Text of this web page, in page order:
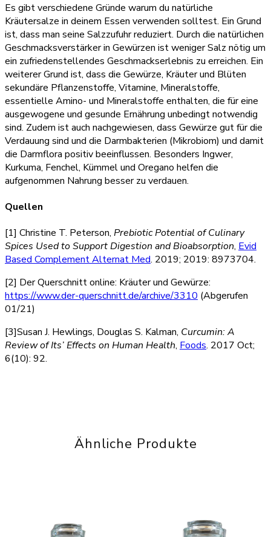
Es gibt verschiedene Gründe warum du natürliche
Kräutersalze in deinem Essen verwenden solltest. Ein Grund
ist, dass man seine Salzzufuhr reduziert. Durch die natürlichen
Geschmacksverstärker in Gewürzen ist weniger Salz nötig um
ein zufriedenstellendes Geschmackserlebnis zu erreichen. Ein
weiterer Grund ist, dass die Gewürze, Kräuter und Blüten
sekundäre Pflanzenstoffe, Vitamine, Mineralstoffe,
essentielle Amino- und Mineralstoffe enthalten, die für eine
ausgewogene und gesunde Ernährung unbedingt notwendig
sind. Zudem ist auch nachgewiesen, dass Gewürze gut für die
Verdauung sind und die Darmbakterien (Mikrobiom) und damit
die Darmflora positiv beeinflussen. Besonders Ingwer,
Kurkuma, Fenchel, Kümmel und Oregano helfen die
aufgenommen Nahrung besser zu verdauen.
Quellen
[1] Christine T. Peterson, Prebiotic Potential of Culinary
Spices Used to Support Digestion and Bioabsorption, Evid
Based Complement Alternat Med. 2019; 2019: 8973704.
[2] Der Querschnitt online: Kräuter und Gewürze:
https://www.der-querschnitt.de/archive/3310 (Abgerufen
01/21)
[3]Susan J. Hewlings, Douglas S. Kalman, Curcumin: A
Review of Its’ Effects on Human Health, Foods. 2017 Oct;
6(10): 92.
Ähnliche Produkte